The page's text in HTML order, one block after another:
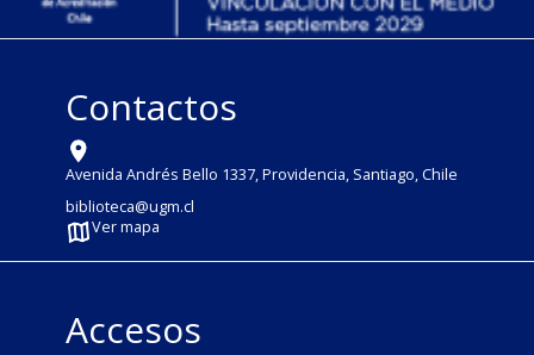
Contactos
Avenida Andrés Bello 1337, Providencia, Santiago, Chile
biblioteca@ugm.cl
Ver mapa
Accesos